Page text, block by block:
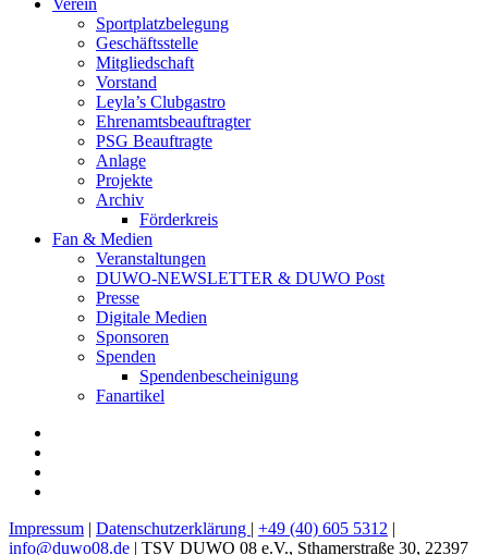
Verein
Sportplatzbelegung
Geschäftsstelle
Mitgliedschaft
Vorstand
Leyla’s Clubgastro
Ehrenamtsbeauftragter
PSG Beauftragte
Anlage
Projekte
Archiv
Förderkreis
Fan & Medien
Veranstaltungen
DUWO-NEWSLETTER & DUWO Post
Presse
Digitale Medien
Sponsoren
Spenden
Spendenbescheinigung
Fanartikel
Impressum | Datenschutzerklärung | +49 (40) 605 5312 |
info@duwo08.de | TSV DUWO 08 e.V., Sthamerstraße 30, 22397